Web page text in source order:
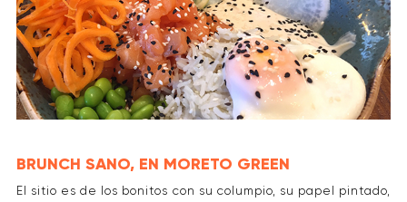
BRUNCH SANO, EN MORETO GREEN
El sitio es de los bonitos con su columpio, su papel pintado,